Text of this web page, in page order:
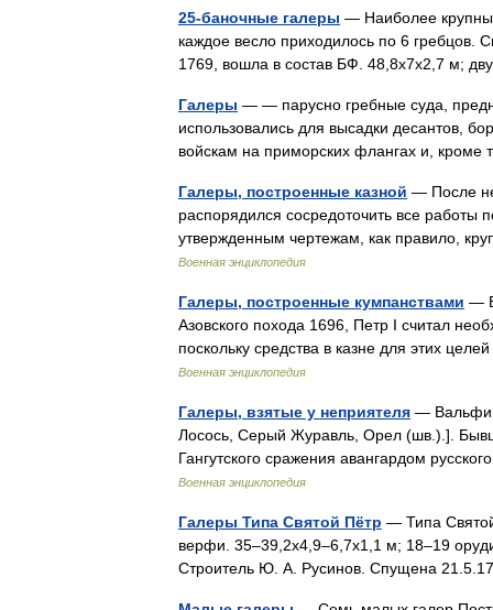
25-баночные галеры — Наиболее
каждое весло приходилось по 6
1769, вошла в состав БФ. 48,8x7x2,7 м;
Галеры — — парусно гребные суда,
использовались для высадки десантов,
войскам на приморских флангах и,
Галеры, построенные казной — После
распорядился сосредоточить все работы
утвержденным чертежам, как правило,
Военная энциклопедия
Галеры, построенные кумпанствами — В
Азовского похода 1696, Петр I считал
поскольку средства в казне для этих
Военная энциклопедия
Галеры, взятые у неприятеля —
Лосось, Серый Журавль, Орел (шв.).].
Гангутского сражения авангардом
Военная энциклопедия
Галеры Типа Святой Пётр — Типа
верфи. 35–39,2x4,9–6,7x1,1 м; 18–19
Строитель Ю. А. Русинов. Спущена